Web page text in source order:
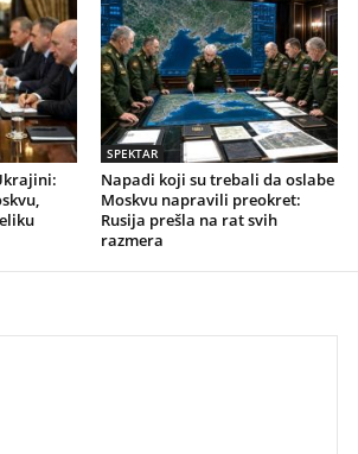
SPEKTAR
Napadi koji su trebali da oslabe
Moskvu napravili preokret:
Rusija prešla na rat svih
razmera